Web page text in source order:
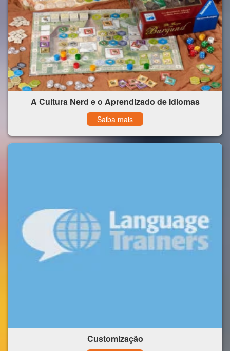
A Cultura Nerd e o Aprendizado de Idiomas
Saiba mais
Customização